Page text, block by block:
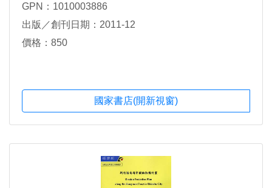
GPN：1010003886
出版／創刊日期：2011-12
價格：850
國家書店(開新視窗)